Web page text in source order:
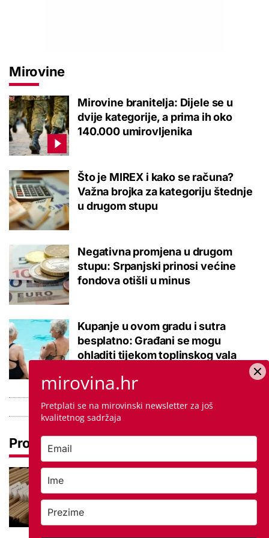
Mirovine
Mirovine branitelja: Dijele se u
dvije kategorije, a prima ih oko
140.000 umirovljenika
Što je MIREX i kako se računa?
Važna brojka za kategoriju štednje
u drugom stupu
Negativna promjena u drugom
stupu: Srpanjski prinosi većine
fondova otišli u minus
Kupanje u ovom gradu i sutra
besplatno: Građani se mogu
ohladiti tijekom toplinskog vala
Pročitaj još
potvrđeno
mirovina.hr
Pretplati se na mirovinski newsletter za još
kvalitetnog sadržaja